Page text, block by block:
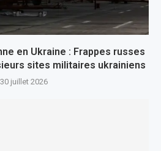
en Ukraine : Frappes russes
sites militaires ukrainiens
30 juillet 2026